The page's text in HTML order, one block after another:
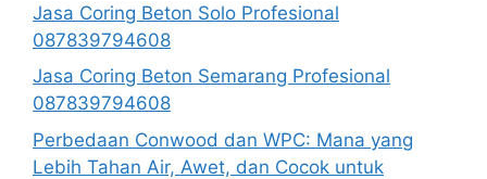
Jasa Coring Beton Solo Profesional
087839794608
Jasa Coring Beton Semarang Profesional
087839794608
Perbedaan Conwood dan WPC: Mana yang
Lebih Tahan Air, Awet, dan Cocok untuk